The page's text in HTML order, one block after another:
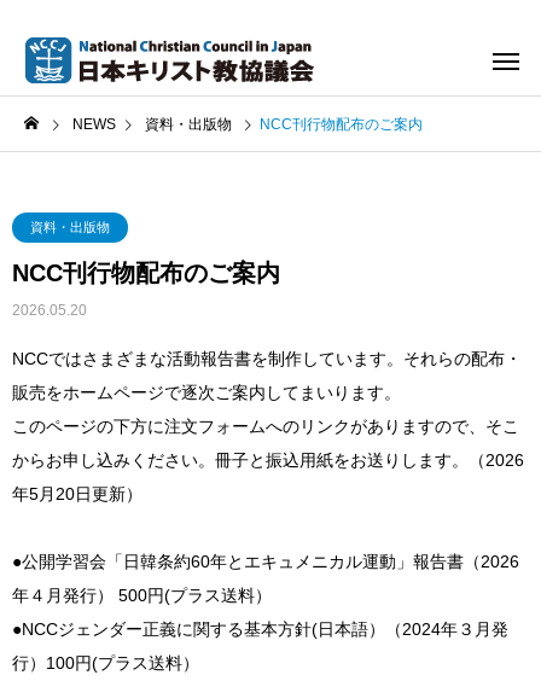
NEWS 資料・出版物 NCC刊行物配布のご案内
資料・出版物
NCC刊行物配布のご案内
2026.05.20
NCCではさまざまな活動報告書を制作しています。それらの配布・
販売をホームページで逐次ご案内してまいります。
このページの下方に注文フォームへのリンクがありますので、そこ
からお申し込みください。冊子と振込用紙をお送りします。（2026
年5月20日更新）
●公開学習会「日韓条約60年とエキュメニカル運動」報告書（2026
年４月発行） 500円(プラス送料）
●NCCジェンダー正義に関する基本方針(日本語）（2024年３月発
行）100円(プラス送料）